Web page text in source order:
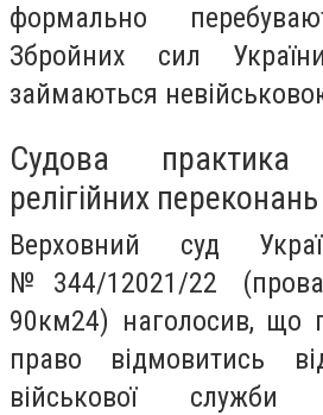
формально
Збройних сил
займаються
Судова
релігійних переконань
Верховний суд
№344/12021/22
90км24) наголосив, що
право відмовитись
військової служби